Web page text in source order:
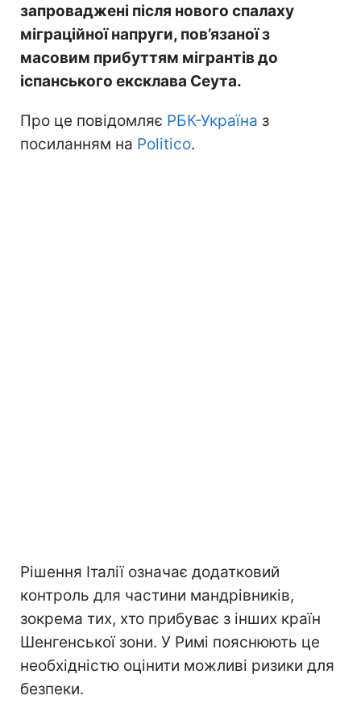
запроваджені після нового спалаху
міграційної напруги, пов’язаної з
масовим прибуттям мігрантів до
іспанського ексклава Сеута.
Про це повідомляє РБК-Україна з
посиланням на Politico.
Рішення Італії означає додатковий
контроль для частини мандрівників,
зокрема тих, хто прибуває з інших країн
Шенгенської зони. У Римі пояснюють це
необхідністю оцінити можливі ризики для
безпеки.